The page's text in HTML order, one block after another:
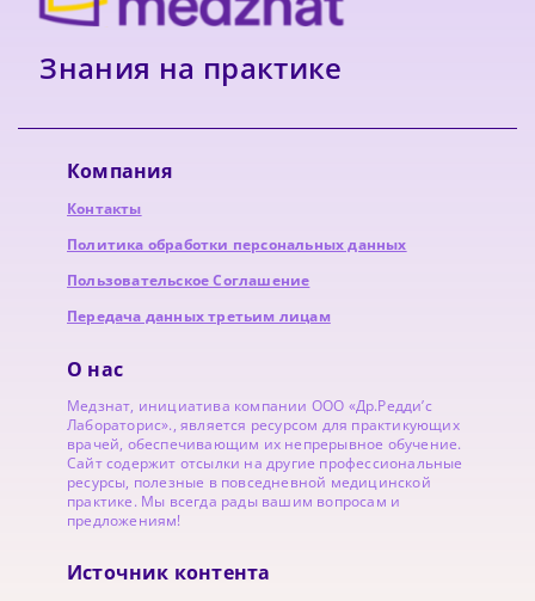
Знания на практике
Компания
Контакты
Политика обработки персональных данных
Пользовательское Соглашение
Передача данных третьим лицам
О нас
Медзнат, инициатива компании ООО «Др.Редди’с
Лабораторис»., является ресурсом для практикующих
врачей, обеспечивающим их непрерывное обучение.
Сайт содержит отсылки на другие профессиональные
ресурсы, полезные в повседневной медицинской
практике. Мы всегда рады вашим вопросам и
предложениям!
Источник контента